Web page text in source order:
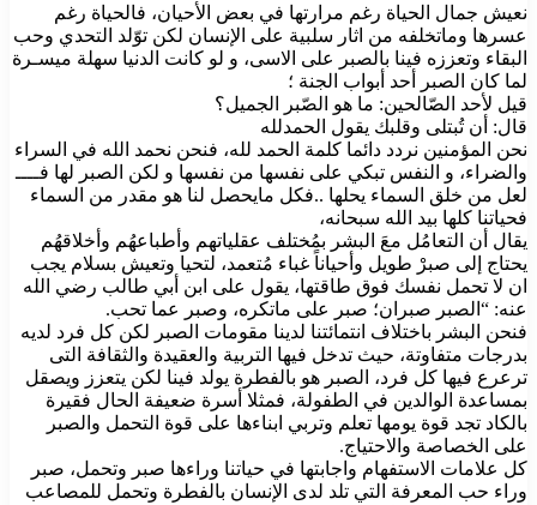
نعيش جمال الحياة رغم مرارتها في بعض الأحيان، فالحياة رغم
عسرها وماتخلفه من اثار سلبية على الإنسان لكن توّلد التحدي وحب
البقاء وتعززه فينا بالصبر على الاسى، و لو كانت الدنيا سهلة ميسـرة
لما كان الصبر أحد أبواب الجنة ؛
قيل لأحد الصّالحين: ما هو الصّبر الجميل؟
قال: أن تُبتلى وقلبك يقول الحمدلله
نحن المؤمنين نردد دائما كلمة الحمد لله، فنحن نحمد الله في السراء
والضراء، و النفس تبكي على نفسها من نفسها و لكن الصبر لها فــــ
لعل من خلق السماء يحلها ..فكل مايحصل لنا هو مقدر من السماء
فحياتنا كلها بيد الله سبحانه،
يقال أن التعامُل معَ البشر بمُختلف عقلياتهم وأطباعهُم وأخلاقهُم
يحتاج إلى صبرْ طويل وأحياناً غباء مُتعمد، لتحيا وتعيش بسلام يجب
ان لا تحمل نفسك فوق طاقتها، يقول على ابن أبي طالب رضي الله
عنه: “الصبر صبران؛ صبر على ماتكره، وصبر عما تحب.
فنحن البشر باختلاف انتمائتنا لدينا مقومات الصبر لكن كل فرد لديه
بدرجات متفاوتة، حيث تدخل فيها التربية والعقيدة والثقافة التى
ترعرع فيها كل فرد، الصبر هو بالفطرة يولد فينا لكن يتعزز ويصقل
بمساعدة الوالدين في الطفولة، فمثلا أسرة ضعيفة الحال فقيرة
بالكاد تجد قوة يومها تعلم وتربي ابناءها على قوة التحمل والصبر
على الخصاصة والاحتياج.
كل علامات الاستفهام واجابتها في حياتنا وراءها صبر وتحمل، صبر
وراء حب المعرفة التي تلد لدى الإنسان بالفطرة وتحمل للمصاعب